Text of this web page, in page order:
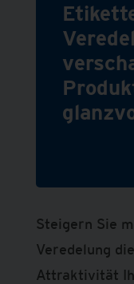
Steigern Sie
Veredelung
Attraktivität